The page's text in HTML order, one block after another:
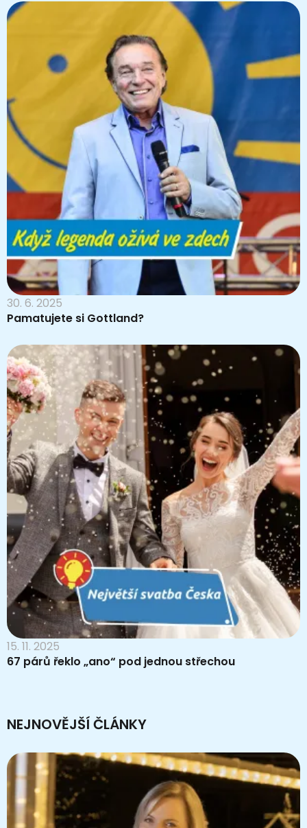
30. 6. 2025
Pamatujete si Gottland?
15. 11. 2025
67 párů řeklo „ano“ pod jednou střechou
NEJNOVĚJŠÍ ČLÁNKY